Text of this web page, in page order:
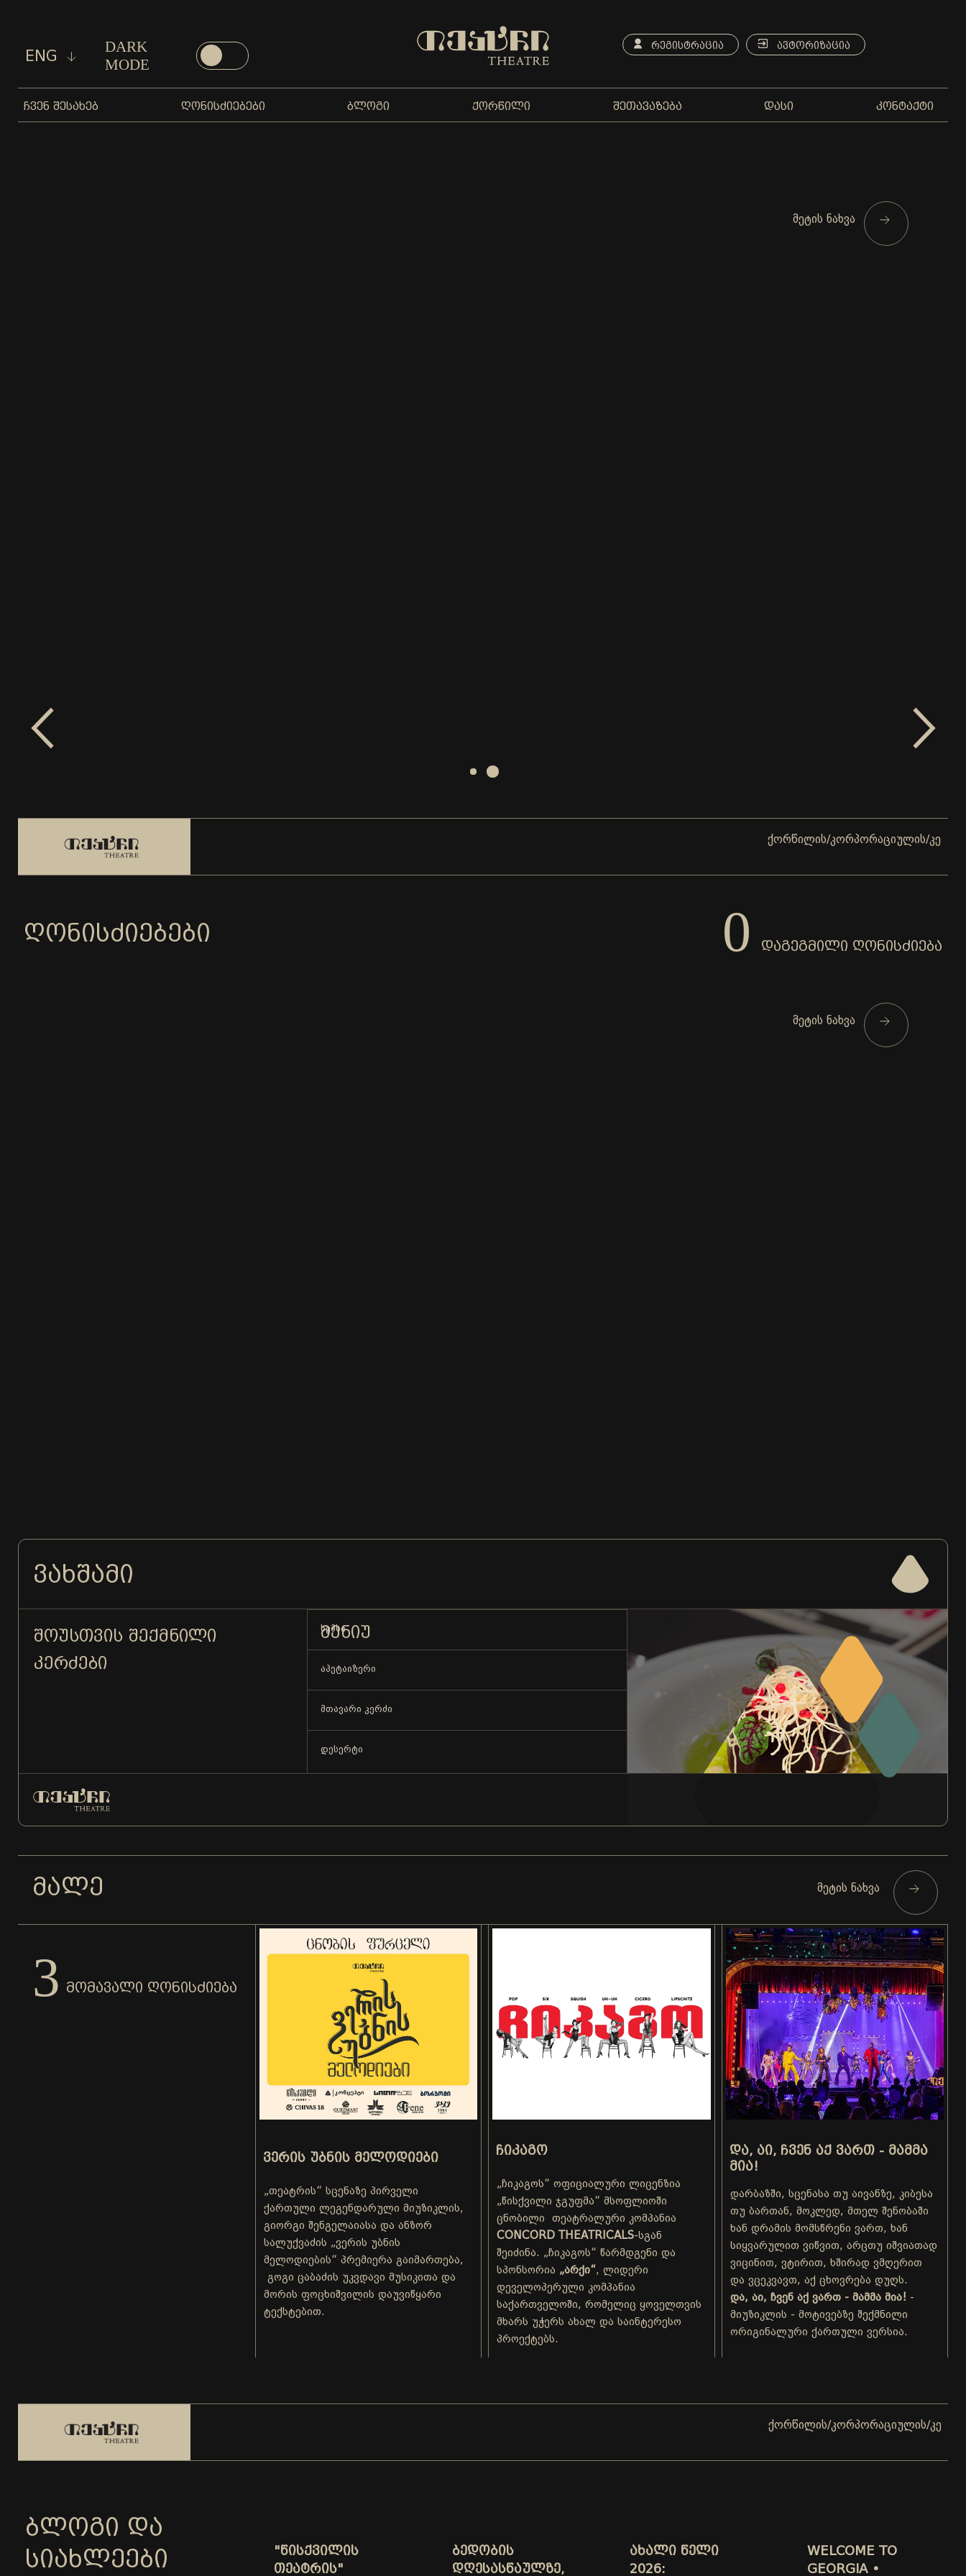
ENG
DARK
MODE
ᲠᲔᲒᲘᲡᲢᲠᲐᲪᲘᲐ ᲐᲕᲢᲝᲠᲘᲖᲐᲪᲘᲐ
ᲩᲕᲔᲜ ᲨᲔᲡᲐᲮᲔᲑ ᲦᲝᲜᲘᲡᲫᲘᲔᲑᲔᲑᲘ ᲑᲚᲝᲒᲘ ᲥᲝᲠᲬᲘᲚᲘ ᲨᲔᲗᲐᲕᲐᲖᲔᲑᲐ ᲓᲐᲡᲘ ᲙᲝᲜᲢᲐᲥᲢᲘ
მეტის ნახვა
ქორწილის/კორპორაციულის/კერძო
ᲦᲝᲜᲘᲡᲫᲘᲔᲑᲔᲑᲘ 0 ᲓᲐᲒᲔᲒᲛᲘᲚᲘ ᲦᲝᲜᲘᲡᲫᲘᲔᲑᲐ
მეტის ნახვა
ᲕᲐᲮᲨᲐᲛᲘ
ᲨᲝᲣᲡᲗᲕᲘᲡ ᲨᲔᲥᲛᲜᲘᲚᲘ
ᲙᲔᲠᲫᲔᲑᲘ
ᲛᲔᲜᲘᲣ
ხემსი
აპეტაიზერი
მთავარი კერძი
დესერტი
ᲛᲐᲚᲔ მეტის ნახვა
3 ᲛᲝᲛᲐᲕᲐᲚᲘ ᲦᲝᲜᲘᲡᲫᲘᲔᲑᲐ
ᲕᲔᲠᲘᲡ ᲣᲑᲜᲘᲡ ᲛᲔᲚᲝᲓᲘᲔᲑᲘ
„თეატრის“ სცენაზე პირველი
ქართული ლეგენდარული მიუზიკლის,
გიორგი შენგელაიასა და ანზორ
სალუქვაძის „ვერის უბნის
მელოდიების“ პრემიერა გაიმართება,
გოგი ცაბაძის უკვდავი მუსიკითა და
მორის ფოცხიშვილის დაუვიწყარი
ტექსტებით.
ᲩᲘᲙᲐᲒᲝ
„ჩიკაგოს“ ოფიციალური ლიცენზია
„წისქვილი ჯგუფმა“ მსოფლიოში
ცნობილი თეატრალური კომპანია
CONCORD THEATRICALS-სგან
შეიძინა. „ჩიკაგოს“ წარმდგენი და
სპონსორია „არქი“, ლიდერი
დეველოპერული კომპანია
საქართველოში, რომელიც ყოველთვის
მხარს უჭერს ახალ და საინტერესო
პროექტებს.
ᲓᲐ, ᲐᲘ, ᲩᲕᲔᲜ ᲐᲥ ᲕᲐᲠᲗ - ᲛᲐᲛᲛᲐ
ᲛᲘᲐ!
დარბაზში, სცენასა თუ აივანზე, კიბესა
თუ ბართან, მოკლედ, მთელ შენობაში
ხან დრამის მომსწრენი ვართ, ხან
სიყვარულით ვიწვით, არცთუ იშვიათად
ვიცინით, ვტირით, ხშირად ვმღერით
და ვცეკვავთ, აქ ცხოვრება დუღს.
და, აი, ჩვენ აქ ვართ - მამმა მია! -
მიუზიკლის - მოტივებზე შექმნილი
ორიგინალური ქართული ვერსია.
ქორწილის/კორპორაციულის/კერძო
ᲑᲚᲝᲒᲘ ᲓᲐ
ᲡᲘᲐᲮᲚᲔᲔᲑᲘ
"ᲬᲘᲡᲥᲕᲘᲚᲘᲡ
ᲗᲔᲐᲢᲠᲘᲡ"
ᲑᲔᲓᲝᲑᲘᲡ
ᲓᲦᲔᲡᲐᲡᲬᲐᲣᲚᲖᲔ,
ᲐᲮᲐᲚᲘ ᲬᲔᲚᲘ
2026:
WELCOME TO
GEORGIA •